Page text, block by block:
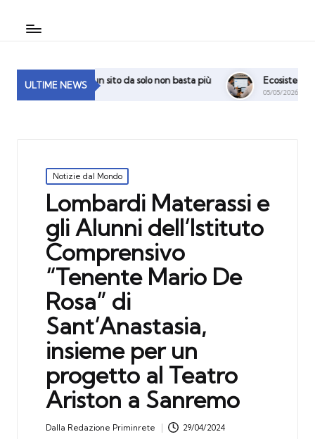
ULTIME NEWS
perché un sito da solo non basta più Ecosistema
05/05/2026
Posted
in
Notizie dal Mondo
Lombardi Materassi e
gli Alunni dell’Istituto
Comprensivo
“Tenente Mario De
Rosa” di
Sant’Anastasia,
insieme per un
progetto al Teatro
Ariston a Sanremo
Posted
Dalla Redazione Priminrete 29/04/2024